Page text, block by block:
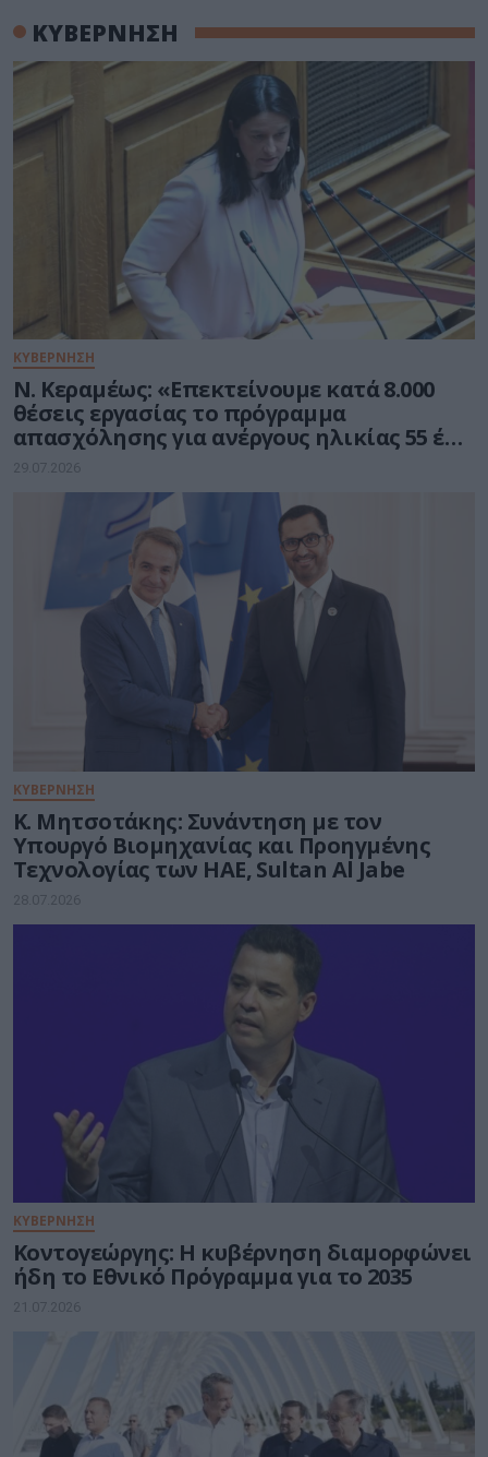
ΚΥΒΕΡΝΗΣΗ
ΚΥΒΕΡΝΗΣΗ
Ν. Κεραμέως: «Επεκτείνουμε κατά 8.000
θέσεις εργασίας το πρόγραμμα
απασχόλησης για ανέργους ηλικίας 55 έως
74 ετών»
29.07.2026
ΚΥΒΕΡΝΗΣΗ
Κ. Μητσοτάκης: Συνάντηση με τον
Υπουργό Βιομηχανίας και Προηγμένης
Τεχνολογίας των ΗΑΕ, Sultan Al Jabe
28.07.2026
ΚΥΒΕΡΝΗΣΗ
Κοντογεώργης: Η κυβέρνηση διαμορφώνει
ήδη το Εθνικό Πρόγραμμα για το 2035
21.07.2026